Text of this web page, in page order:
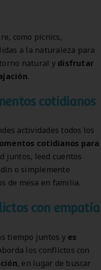
como picnics,
a la naturaleza para
natural y disfrutar
.
cotidianos
actividades todos los
cotidianos para
juntos, leed cuentos
o simplemente
de mesa en familia.
con empatía
tiempo juntos y es
los conflictos con
, en lugar de buscar